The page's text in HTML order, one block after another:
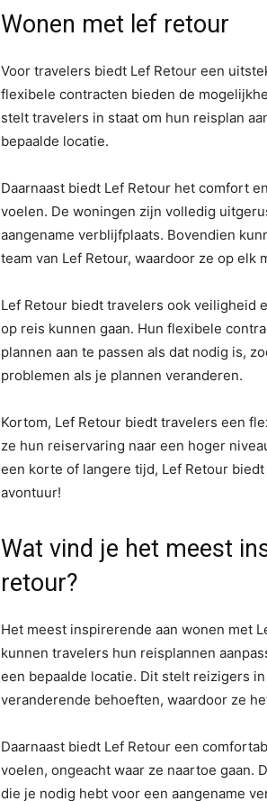
Wonen met lef retour
Voor travelers biedt Lef Retour een
flexibele contracten bieden de
stelt travelers in staat om hun reisplan
bepaalde locatie.
Daarnaast biedt Lef Retour het comfort
voelen. De woningen zijn volledig
aangename verblijfplaats. Bovendien
team van Lef Retour, waardoor ze op
Lef Retour biedt travelers ook veiligheid
op reis kunnen gaan. Hun flexibele
plannen aan te passen als dat nodig is,
problemen als je plannen veranderen.
Kortom, Lef Retour biedt travelers een
ze hun reiservaring naar een hoger
een korte of langere tijd, Lef Retour
avontuur!
Wat vind je het meest
retour?
Het meest inspirerende aan wonen met
kunnen travelers hun reisplannen
een bepaalde locatie. Dit stelt reizigers
veranderende behoeften, waardoor ze
Daarnaast biedt Lef Retour een
voelen, ongeacht waar ze naartoe
die je nodig hebt voor een aangename